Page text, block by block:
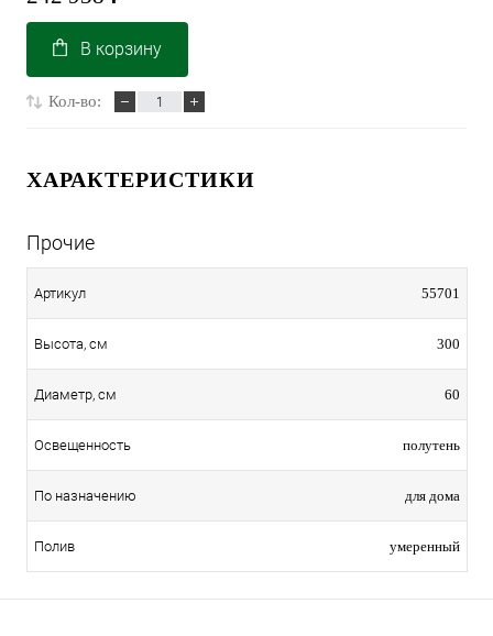
В корзину
Кол-во:
ХАРАКТЕРИСТИКИ
Прочие
Артикул 55701
Высота, см 300
Диаметр, см 60
Освещенность полутень
По назначению для дома
Полив умеренный